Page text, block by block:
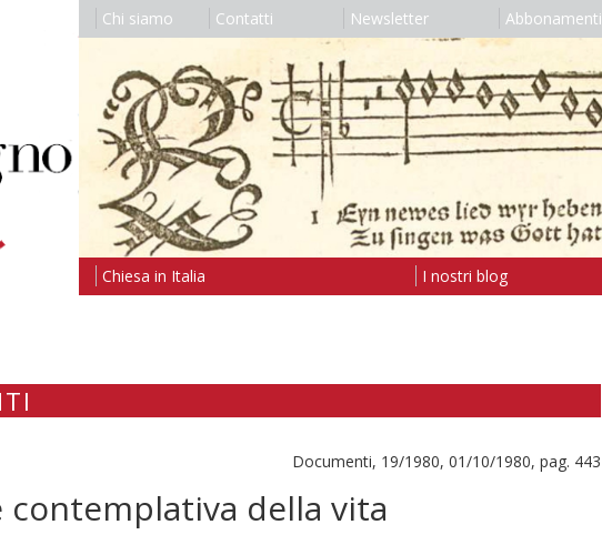
Chi siamo Contatti Newsletter Abbonamenti
Chiesa in Italia I nostri blog
Documenti, 19/1980, 01/10/1980, pag. 443
contemplativa della vita